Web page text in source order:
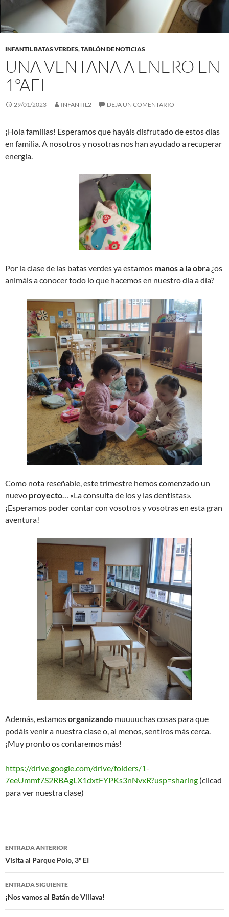
INFANTIL BATAS VERDES,TABLÓN DE NOTICIAS
UNA VENTANA A ENERO EN
1ºAEI
29/01/2023 INFANTIL2 DEJA UN COMENTARIO
¡Hola familias! Esperamos que hayáis disfrutado de estos días
en familia. A nosotros y nosotras nos han ayudado a recuperar
energía.
Por la clase de las batas verdes ya estamos manos a la obra ¿os
animáis a conocer todo lo que hacemos en nuestro día a día?
Como nota reseñable, este trimestre hemos comenzado un
nuevo proyecto … «La consulta de los y las dentistas».
¡Esperamos poder contar con vosotros y vosotras en esta gran
aventura!
Además, estamosorganizando muuuuchas cosas para que
podáis venir a nuestra clase o, al menos, sentiros más cerca.
¡Muy pronto os contaremos más!
https://drive.google.com/drive/folders/1-
7eeUmmf7S2RBAgLX1dxtFYPKs3nNvxR?usp=sharing (clicad
para ver nuestra clase)
Navegación
de
entradas
ENTRADA ANTERIOR
Visita al Parque Polo, 3º EI
ENTRADA SIGUIENTE
¡Nos vamos al Batán de Villava!